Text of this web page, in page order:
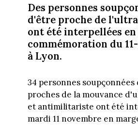
Des personnes
d'être proche de
ont été interpellées en
commémoration du
à Lyon.
34 personnes
proches de la mouvance
et antimilitariste ont été
mardi 11 novembre en